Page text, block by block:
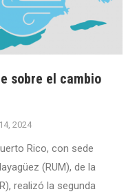
sobre el cambio
2024
Rico, con sede
(RUM), de la
realizó la segunda